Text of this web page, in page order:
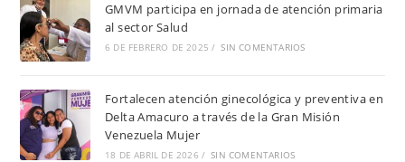
GMVM participa en jornada de atención primaria
al sector Salud
6 DE FEBRERO DE 2025 / SIN COMENTARIOS
Fortalecen atención ginecológica y preventiva en
Delta Amacuro a través de la Gran Misión
Venezuela Mujer
18 DE ABRIL DE 2026 / SIN COMENTARIOS